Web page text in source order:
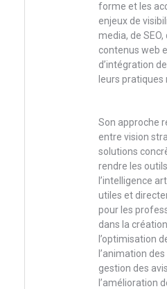
forme et les
enjeux de
media, de
contenus web
d’intégration
leurs pratiques
Son approche
entre vision
solutions
rendre les
l’intelligence
utiles et
pour les
dans la
l’optimisation
l’animation
gestion des
l’amélioration